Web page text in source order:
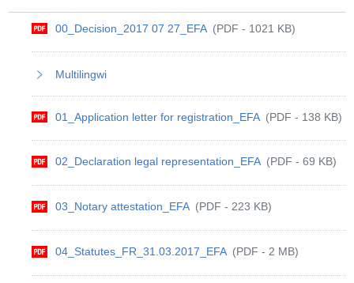
00_Decision_2017 07 27_EFA (PDF - 1021 KB)
Multilingwi
01_Application letter for registration_EFA (PDF - 138 KB)
02_Declaration legal representation_EFA (PDF - 69 KB)
03_Notary attestation_EFA (PDF - 223 KB)
04_Statutes_FR_31.03.2017_EFA (PDF - 2 MB)